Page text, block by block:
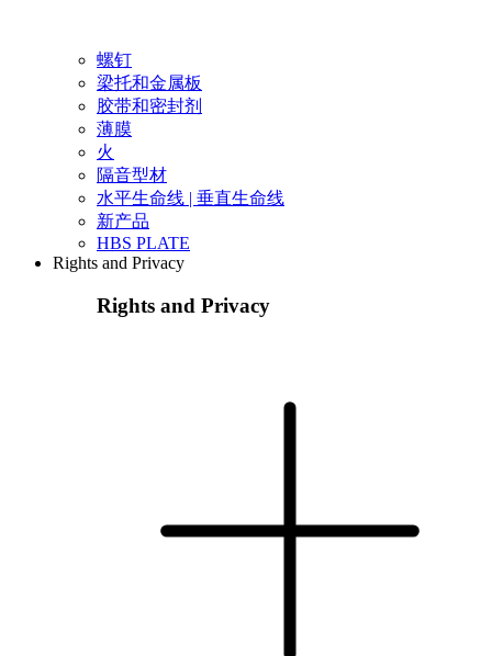
螺钉
梁托和金属板
胶带和密封剂
薄膜
火
隔音型材
水平生命线 | 垂直生命线
新产品
HBS PLATE
Rights and Privacy
Rights and Privacy